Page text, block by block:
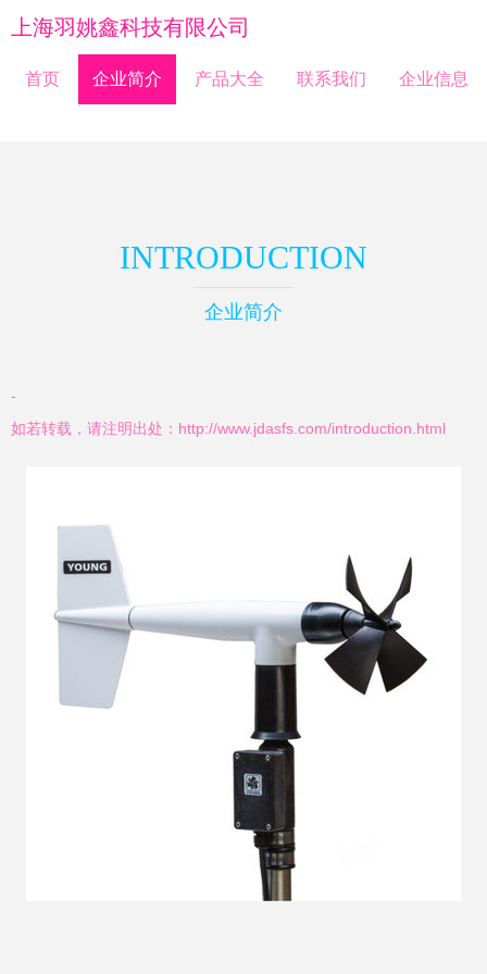
上海羽姚鑫科技有限公司
首页 企业简介 产品大全 联系我们 企业信息
INTRODUCTION
企业简介
-
如若转载，请注明出处：http://www.jdasfs.com/introduction.html